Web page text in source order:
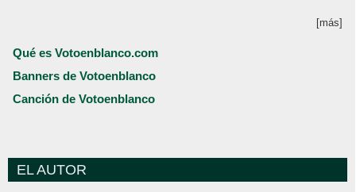
[más]
Qué es Votoenblanco.com
Banners de Votoenblanco
Canción de Votoenblanco
EL AUTOR